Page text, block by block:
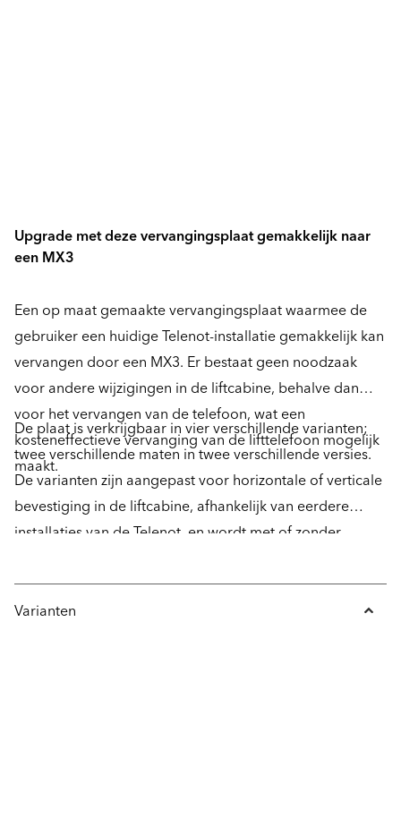
Upgrade met deze vervangingsplaat gemakkelijk naar
een MX3
Een op maat gemaakte vervangingsplaat waarmee de
gebruiker een huidige Telenot-installatie gemakkelijk kan
vervangen door een MX3. Er bestaat geen noodzaak
voor andere wijzigingen in de liftcabine, behalve dan
voor het vervangen van de telefoon, wat een
kosteneffectieve vervanging van de lifttelefoon mogelijk
maakt.
De plaat is verkrijgbaar in vier verschillende varianten;
twee verschillende maten in twee verschillende versies.
De varianten zijn aangepast voor horizontale of verticale
bevestiging in de liftcabine, afhankelijk van eerdere
installaties van de Telenot, en wordt met of zonder
Varianten